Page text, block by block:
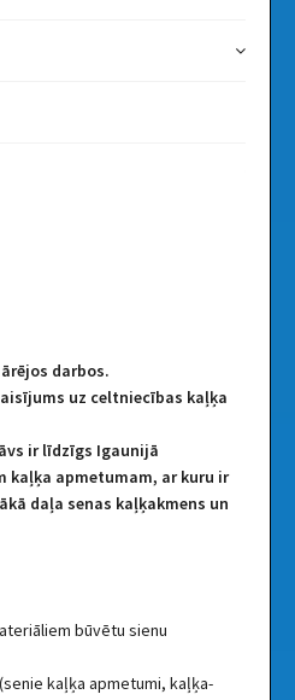
darbos.
uz celtniecības kaļķa
ir līdzīgs Igaunijā
apmetumam, ar kuru ir
daļa senas kaļķakmens un
būvētu sienu
kaļķa apmetumi, kaļķa-